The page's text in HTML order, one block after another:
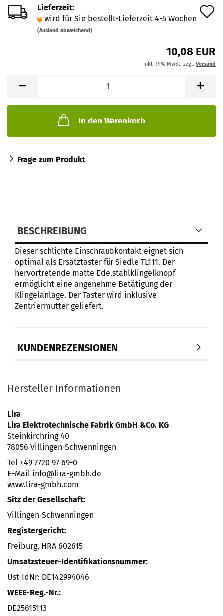
Lieferzeit:
wird für Sie bestellt-Lieferzeit 4-5 Wochen
(Ausland abweichend)
10,08 EUR
inkl. 19% MwSt. zzgl. Versand
In den Warenkorb
Frage zum Produkt
BESCHREIBUNG
Dieser schlichte Einschraubkontakt eignet sich
optimal als Ersatztaster für Siedle TL111. Der
hervortretende matte Edelstahlklingelknopf
ermöglicht eine angenehme Betätigung der
Klingelanlage. Der Taster wird inklusive
Zentriermutter geliefert.
KUNDENREZENSIONEN
Hersteller Informationen
Lira
Lira Elektrotechnische Fabrik GmbH &Co. KG
Steinkirchring 40
78056 Villingen-Schwenningen
Tel +49 7720 97 69-0
E-Mail info@lira-gmbh.de
www.lira-gmbh.com
Sitz der Gesellschaft:
Villingen-Schwenningen
Registergericht:
Freiburg, HRA 602615
Umsatzsteuer-Identifikationsnummer:
Ust-IdNr: DE142994046
WEEE-Reg.-Nr.:
DE25615113